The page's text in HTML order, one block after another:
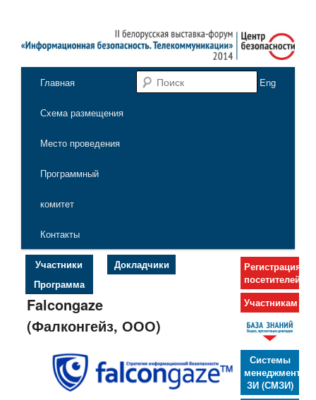
Центр
безопасности —
"Информационная
безопасность.
Телекоммуникации"
выставка-форум
безопасность.
Поиск
Главное меню
Перейти к основному содержимому
Перейти к дополнительному содержимому
Главная
Схема размещения
Место проведения
Программный
комитет
Контакты
Eng
Участники
Докладчики
Программа
Falcongaze
(Фалконгейз, ООО)
Регистрация
посетителей
Участникам
Системы
менеджмента
ЗИ (СМЗИ)